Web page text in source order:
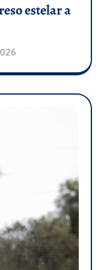
estelar a